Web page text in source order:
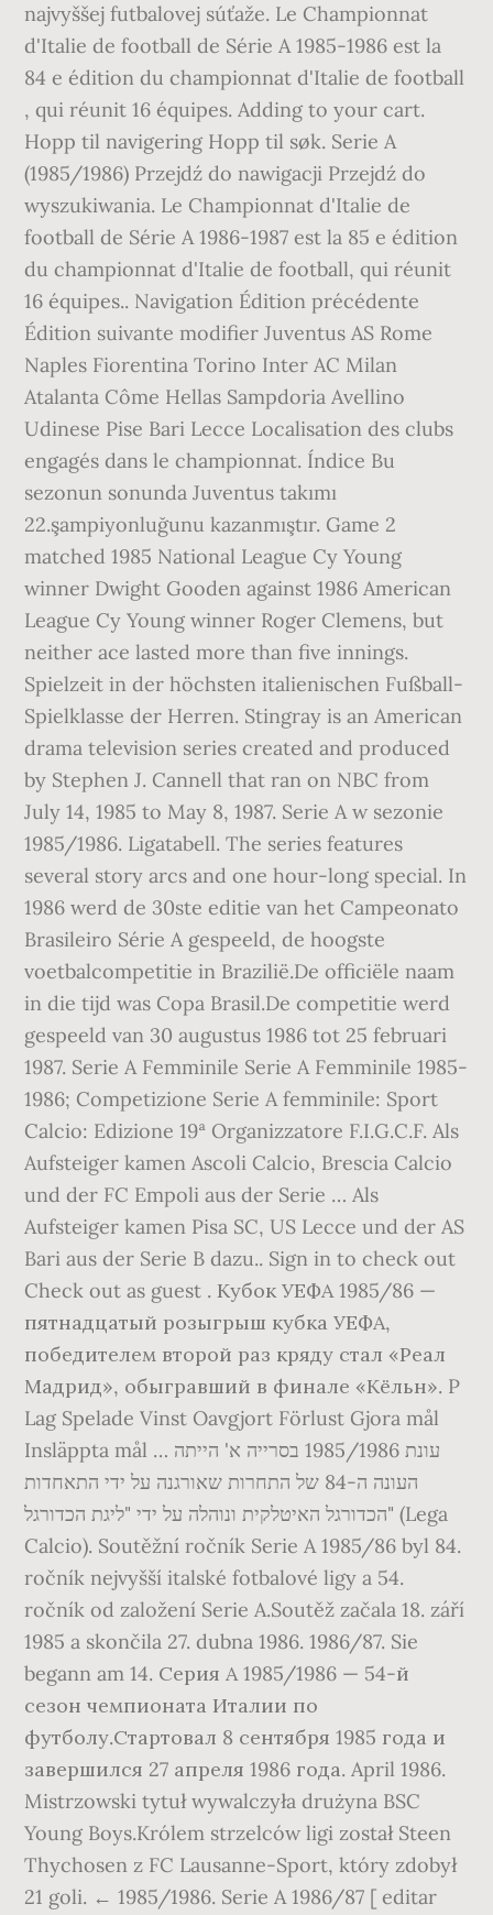
najvyššej futbalovej súťaže. Le Championnat
d'Italie de football de Série A 1985-1986 est la
84 e édition du championnat d'Italie de football
, qui réunit 16 équipes. Adding to your cart.
Hopp til navigering Hopp til søk. Serie A
(1985/1986) Przejdź do nawigacji Przejdź do
wyszukiwania. Le Championnat d'Italie de
football de Série A 1986-1987 est la 85 e édition
du championnat d'Italie de football, qui réunit
16 équipes.. Navigation Édition précédente
Édition suivante modifier Juventus AS Rome
Naples Fiorentina Torino Inter AC Milan
Atalanta Côme Hellas Sampdoria Avellino
Udinese Pise Bari Lecce Localisation des clubs
engagés dans le championnat. Índice Bu
sezonun sonunda Juventus takımı
22.şampiyonluğunu kazanmıştır. Game 2
matched 1985 National League Cy Young
winner Dwight Gooden against 1986 American
League Cy Young winner Roger Clemens, but
neither ace lasted more than five innings.
Spielzeit in der höchsten italienischen Fußball-
Spielklasse der Herren. Stingray is an American
drama television series created and produced
by Stephen J. Cannell that ran on NBC from
July 14, 1985 to May 8, 1987. Serie A w sezonie
1985/1986. Ligatabell. The series features
several story arcs and one hour-long special. In
1986 werd de 30ste editie van het Campeonato
Brasileiro Série A gespeeld, de hoogste
voetbalcompetitie in Brazilië.De officiële naam
in die tijd was Copa Brasil.De competitie werd
gespeeld van 30 augustus 1986 tot 25 februari
1987. Serie A Femminile Serie A Femminile 1985-
1986; Competizione Serie A femminile: Sport
Calcio: Edizione 19ª Organizzatore F.I.G.C.F. Als
Aufsteiger kamen Ascoli Calcio, Brescia Calcio
und der FC Empoli aus der Serie … Als
Aufsteiger kamen Pisa SC, US Lecce und der AS
Bari aus der Serie B dazu.. Sign in to check out
Check out as guest . Кубок УЕФА 1985/86 —
пятнадцатый розыгрыш кубка УЕФА,
победителем второй раз кряду стал «Реал
Мадрид», обыгравший в финале «Кёльн». P
Lag Spelade Vinst Oavgjort Förlust Gjora mål
Insläppta mål … עונת 1985/1986 בסרייה א' הייתה
העונה ה-84 של התחרות שאורגנה על ידי התאחדות
הכדורגל האיטלקית ונוהלה על ידי "ליגת הכדורגל" (Lega
Calcio). Soutěžní ročník Serie A 1985/86 byl 84.
ročník nejvyšší italské fotbalové ligy a 54.
ročník od založení Serie A.Soutěž začala 18. září
1985 a skončila 27. dubna 1986. 1986/87. Sie
begann am 14. Серия А 1985/1986 — 54-й
сезон чемпионата Италии по
футболу.Стартовал 8 сентября 1985 года и
завершился 27 апреля 1986 года. April 1986.
Mistrzowski tytuł wywalczyła drużyna BSC
Young Boys.Królem strzelców ligi został Steen
Thychosen z FC Lausanne-Sport, który zdobył
21 goli. ← 1985/1986. Serie A 1986/87 [ editar